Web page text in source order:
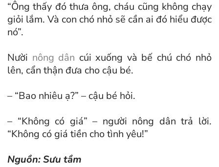
“Ông thấy đó thưa ông, cháu cũng không chạy
giỏi lắm. Và con chó nhỏ sẽ cần ai đó hiểu được
nó”.
Nười nông dân cúi xuống và bế chú chó nhỏ
lên, cẩn thận đưa cho cậu bé.
– “Bao nhiêu ạ?” – cậu bé hỏi.
– “Không có giá” – người nông dân trả lời.
“Không có giá tiền cho tình yêu!”
Nguồn: Sưu tầm